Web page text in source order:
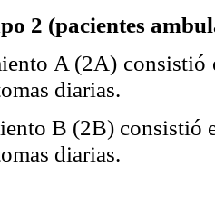
2 (pacientes
A (2A)
diarias.
B (2B) consistió
diarias.